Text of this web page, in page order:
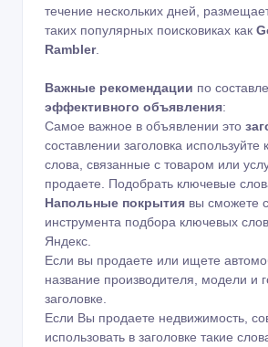
течение нескольких дней,
таких популярных поисковиках как
Rambler.
Важные рекомендации по
эффективного объявления:
Самое важное в объявлении это
составлении заголовка используйте
слова, связанные с товаром или
продаете. Подобрать ключевые
Напольные покрытия вы сможете
инструмента подбора ключевых
Яндекс
Если вы продаете или ищете
название производителя, модели и
заголовке.
Если Вы продаете недвижимость,
использовать в заголовке такие